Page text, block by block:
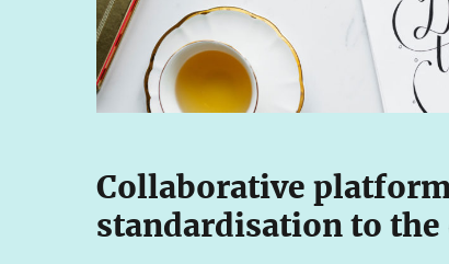
Collaborative
standardisation to the